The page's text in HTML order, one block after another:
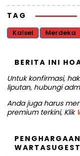
TAG
Kalsel Merdeka
BERITA INI
Untuk konfirmasi,
liputan, hubungi
Anda juga harus
premium terkini, Klik